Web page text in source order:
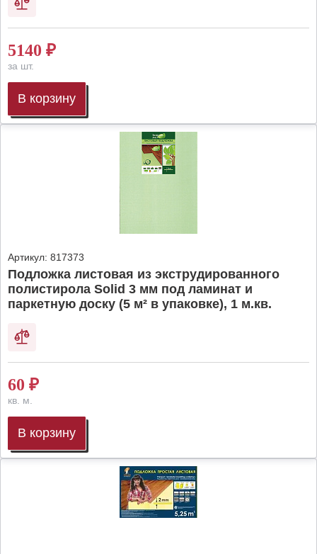
5140 ₽
за шт.
В корзину
Артикул: 817373
Подложка листовая из экструдированного
полистирола Solid 3 мм под ламинат и
паркетную доску (5 м² в упаковке), 1 м.кв.
60 ₽
кв. м.
В корзину